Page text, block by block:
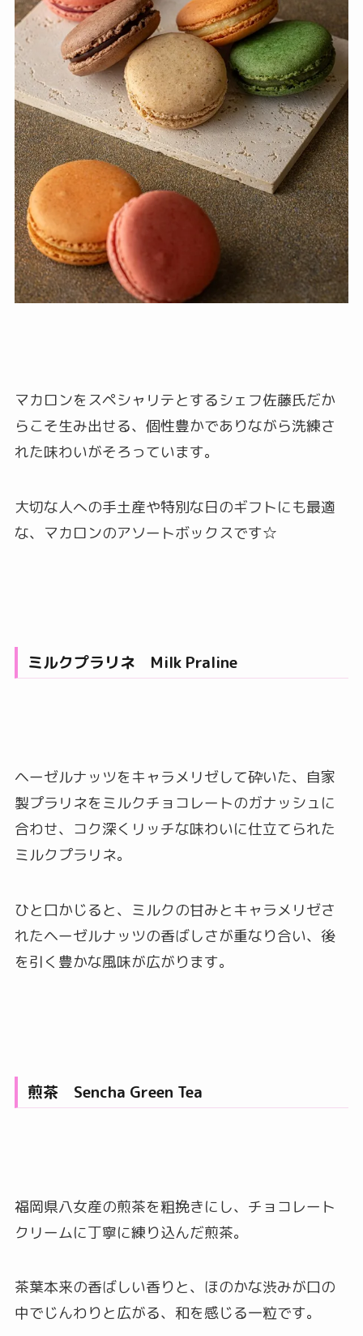
マカロンをスペシャリテとするシェフ佐藤氏だか
らこそ生み出せる、個性豊かでありながら洗練さ
れた味わいがそろっています。
大切な人への手土産や特別な日のギフトにも最適
な、マカロンのアソートボックスです☆
ミルクプラリネ Milk Praline
ヘーゼルナッツをキャラメリゼして砕いた、自家
製プラリネをミルクチョコレートのガナッシュに
合わせ、コク深くリッチな味わいに仕立てられた
ミルクプラリネ。
ひと口かじると、ミルクの甘みとキャラメリゼさ
れたヘーゼルナッツの香ばしさが重なり合い、後
を引く豊かな風味が広がります。
煎茶 Sencha Green Tea
福岡県八女産の煎茶を粗挽きにし、チョコレート
クリームに丁寧に練り込んだ煎茶。
茶葉本来の香ばしい香りと、ほのかな渋みが口の
中でじんわりと広がる、和を感じる一粒です。